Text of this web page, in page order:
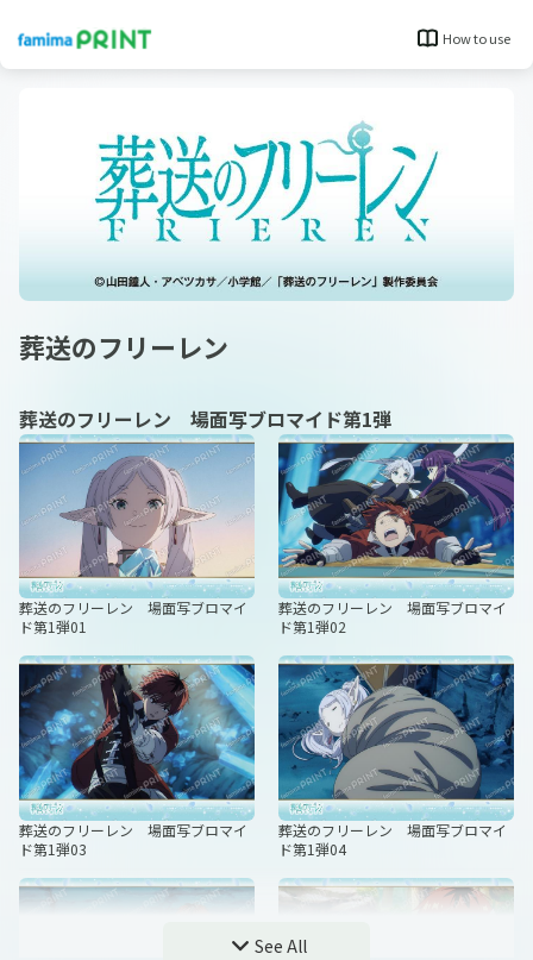
How to use
葬送のフリーレン
葬送のフリーレン 場面写ブロマイド第1弾
葬送のフリーレン 場面写ブロマイ
ド第1弾01
葬送のフリーレン 場面写ブロマイ
ド第1弾02
葬送のフリーレン 場面写ブロマイ
ド第1弾03
葬送のフリーレン 場面写ブロマイ
ド第1弾04
See All